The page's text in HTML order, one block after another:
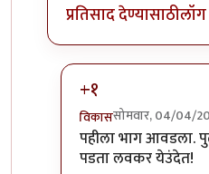
प्रतिसाद देण्यासाठी
+१
विकाससोमवार, 04/04/
In reply toलवकर येऊ
पहीला भाग आवडला.
पडता लवकर येउंदेत!